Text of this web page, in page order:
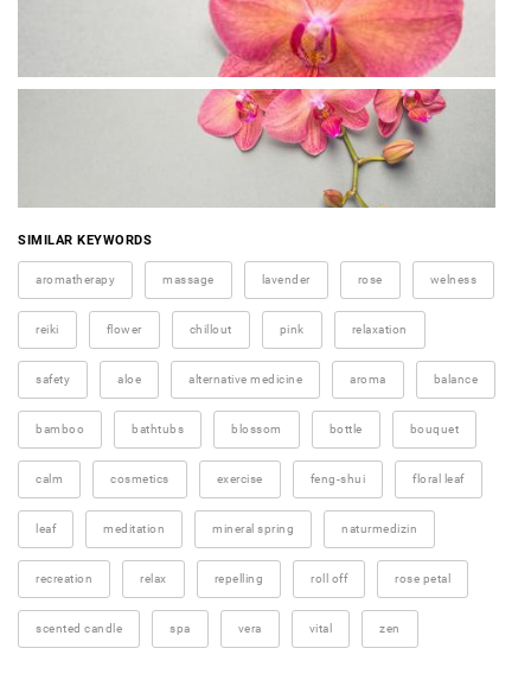
SIMILAR KEYWORDS
aromatherapy massage lavender rose welness
reiki flower chillout pink relaxation
safety aloe alternative medicine aroma balance
bamboo bathtubs blossom bottle bouquet
calm cosmetics exercise feng-shui floral leaf
leaf meditation mineral spring naturmedizin
recreation relax repelling roll off rose petal
scented candle spa vera vital zen